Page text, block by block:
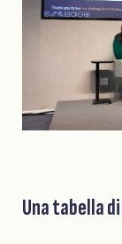
Una tabella